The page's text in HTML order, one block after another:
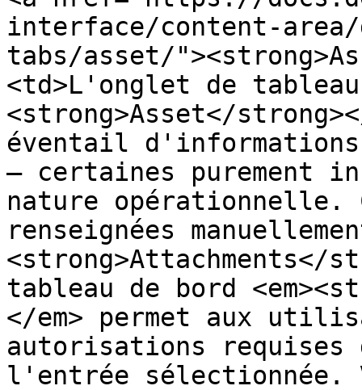
interface/content-area/
tabs/asset/
<td>L'onglet de tableau
<strong>Asset</
éventail
— certaines purement
nature
renseignées
<strong>Attachments</
tableau de bord
</em> permet aux
autorisations
l'entrée sélectionnée.